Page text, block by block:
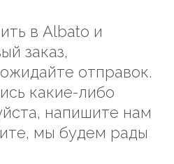
в Albato и
заказ,
отправок.
какие-либо
напишите нам
мы будем рады